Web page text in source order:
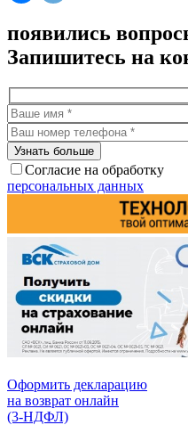
появились
Запишитесь на
Согласие на обработку
персональных данных
Оформить декларацию
на возврат онлайн
(3-НДФЛ)